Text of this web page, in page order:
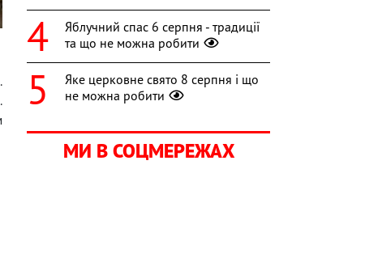
Яблучний спас 6 серпня - традиції
та що не можна робити
Яке церковне свято 8 серпня і що
не можна робити
МИ В СОЦМЕРЕЖАХ